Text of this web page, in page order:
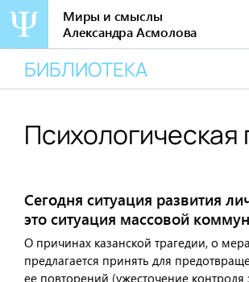
содержанию
Миры и смыслы
Александра Асмолова
БИБЛИОТЕКА
Психологическая
Сегодня ситуация развития
это ситуация массовой
О причинах казанской трагедии, о
предлагается принять для
ее повторений (ужесточение